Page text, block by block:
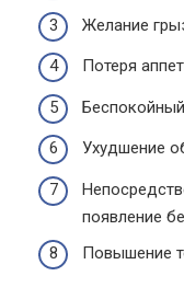
Желание
Потеря
Беспокойный
Ухудшение
появление
Повышение